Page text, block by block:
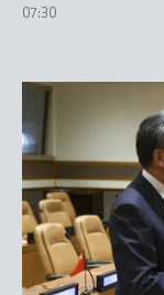
07:30